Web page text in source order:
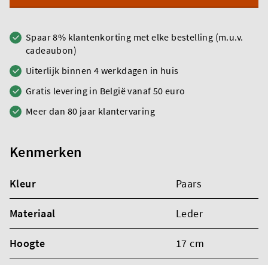
Spaar 8% klantenkorting met elke bestelling (m.u.v.
cadeaubon)
Uiterlijk binnen 4 werkdagen in huis
Gratis levering in België vanaf 50 euro
Meer dan 80 jaar klantervaring
Kenmerken
Kleur Paars
Materiaal Leder
Hoogte 17 cm